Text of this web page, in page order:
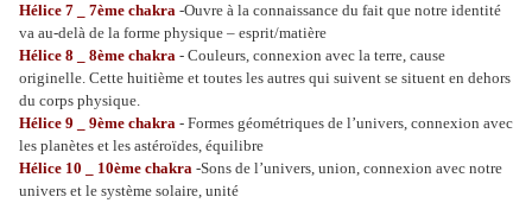
Hélice 7
7ème chakra -Ouvre à la connaissance du fait que notre identité
va au-delà de la forme physique – esprit/matière
Hélice 8
8ème chakra - Couleurs, connexion avec la terre, cause
originelle. Cette huitième et toutes les autres qui suivent se situent en dehors
du corps physique.
Hélice 9
9ème chakra - Formes géométriques de l’univers, connexion avec
les planètes et les astéroïdes, équilibre
Hélice 10
10ème chakra -Sons de l’univers, union, connexion avec notre
univers et le système solaire, unité